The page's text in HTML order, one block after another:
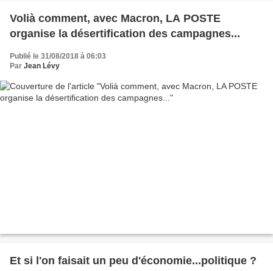
Volià comment, avec Macron, LA POSTE
organise la désertification des campagnes...
Publié le 31/08/2018 à 06:03
Par Jean Lévy
Et si l'on faisait un peu d'économie...politique ?